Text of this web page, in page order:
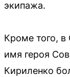
экипажа.
Кроме того,
имя героя
Кириленко